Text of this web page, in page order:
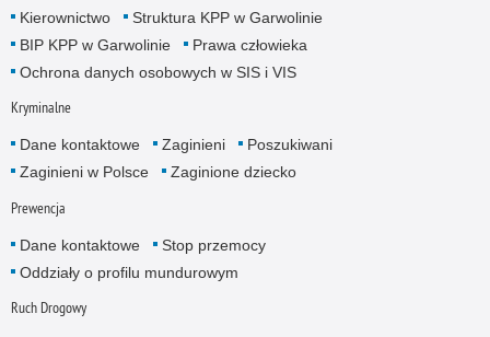
Kierownictwo
Struktura KPP w Garwolinie
BIP KPP w Garwolinie
Prawa człowieka
Ochrona danych osobowych w SIS i VIS
Kryminalne
Dane kontaktowe Zaginieni
Poszukiwani
Zaginieni w Polsce
Zaginione dziecko
Prewencja
Dane kontaktowe
Stop przemocy
Oddziały o profilu mundurowym
Ruch Drogowy